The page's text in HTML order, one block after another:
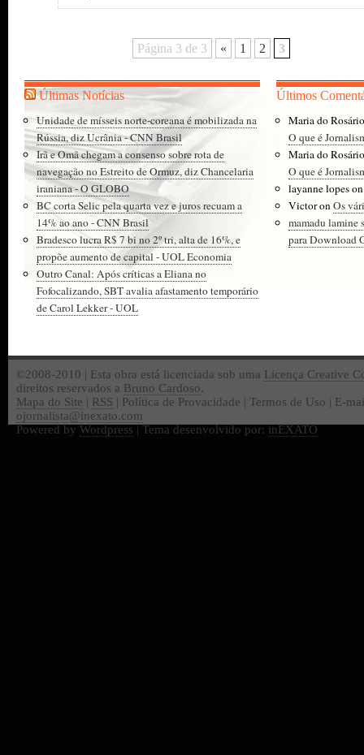
Página 3 de 3 « 1 2 3
Últimas Notícias
Unidade de mísseis norte-coreana é mobilizada na
Rússia, diz Ucrânia - CNN Brasil
Irã e Omã chegam a consenso sobre rota de
navegação no Estreito de Ormuz, diz Chancelaria
iraniana - O GLOBO
BC corta Selic pela quarta vez e juros recuam a
14% ao ano - CNN Brasil
Bradesco lucra R$ 7 bi no 2º tri, alta de 16%, e
propõe aumento de capital - UOL Economia
Outro Canal: Após críticas a Eliana no
Fofocalizando, SBT avalia afastamento temporário
de Carol Lekker - UOL
Últimos
Maria do
O que é
Maria do
O que é
layanne lopes
VictoronOs
mamadu lamine
para Download
©2008-2010 | Esta obra está licenciada sob uma Licença Creative
direitos reservados a Bruno Cardoso.
Mapa do Site | RSS | Política de Provacidade | Termos de Uso | E-
ojornalista@inexato.com
Powered by Wordpress | Tema desenvolvido por: inEXATO